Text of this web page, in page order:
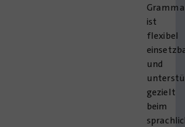
ist
flexibel
und
gezielt
beim